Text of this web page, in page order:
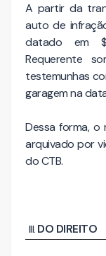
A partir da
auto de
datado em
Requerente
testemunhas
garagem na
Dessa forma,
arquivado por
do CTB.
DO DIREITO